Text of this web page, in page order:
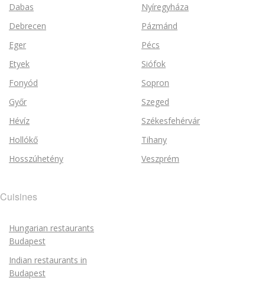
Dabas
Debrecen
Eger
Etyek
Fonyód
Győr
Hévíz
Hollókő
Hosszúhetény
Nyíregyháza
Pázmánd
Pécs
Siófok
Sopron
Szeged
Székesfehérvár
Tihany
Veszprém
Cuisines
Hungarian restaurants
Budapest
Indian restaurants in
Budapest